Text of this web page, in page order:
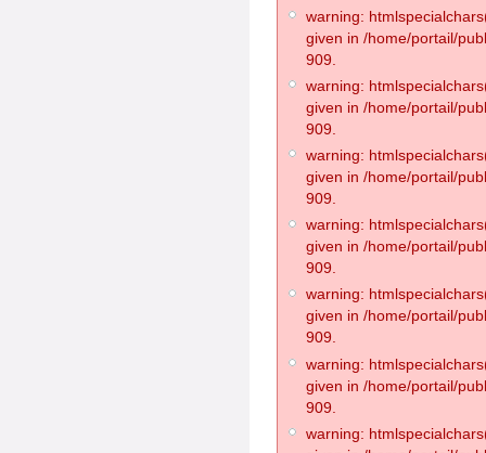
warning:
given in /home/portail/
909.
warning:
given in /home/portail/
909.
warning:
given in /home/portail/
909.
warning:
given in /home/portail/
909.
warning:
given in /home/portail/
909.
warning:
given in /home/portail/
909.
warning: